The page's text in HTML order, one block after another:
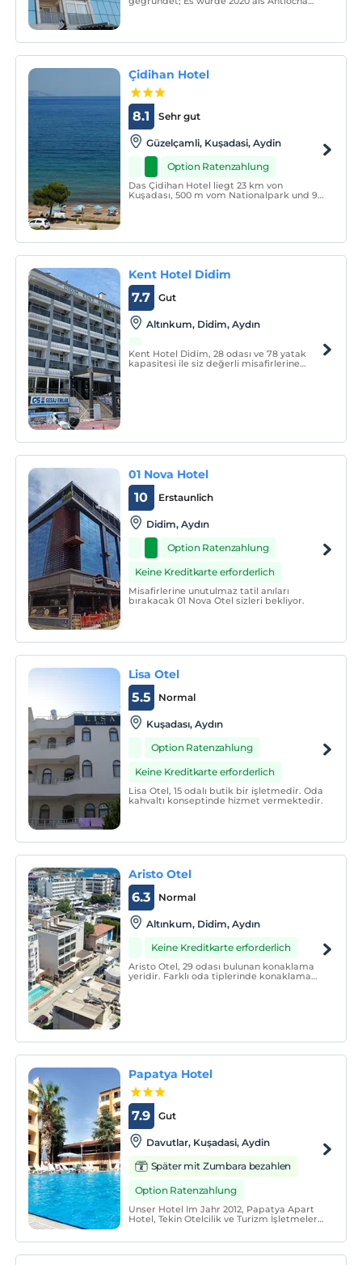
alle Utensilien, die Sie in Ihrer Küche
Çidihan Hotel
Sehr gut
8.1
Güzelçamli, Kuşadasi, Aydin
Option Ratenzahlung
Das Çidihan Hotel liegt 23 km von
Kuşadası, 500 m vom Nationalpark und 95
Kent Hotel Didim
Gut
7.7
Altınkum, Didim, Aydın
Kent Hotel Didim, 28 odası ve 78 yatak
kapasitesi ile siz değerli misafirlerine
01 Nova Hotel
Erstaunlich
10
Didim, Aydın
Option Ratenzahlung
Keine Kreditkarte erforderlich
Misafirlerine unutulmaz tatil anıları
bırakacak 01 Nova Otel sizleri bekliyor.
Lisa Otel
Normal
5.5
Kuşadası, Aydın
Option Ratenzahlung
Keine Kreditkarte erforderlich
Lisa Otel, 15 odalı butik bir işletmedir. Oda
kahvaltı konseptinde hizmet vermektedir.
Aristo Otel
Normal
6.3
Altınkum, Didim, Aydın
Keine Kreditkarte erforderlich
Aristo Otel, 29 odası bulunan konaklama
yeridir. Farklı oda tiplerinde konaklama
Papatya Hotel
Gut
7.9
Davutlar, Kuşadasi, Aydin
Später mit Zumbara bezahlen
Option Ratenzahlung
Unser Hotel Im Jahr 2012, Papatya Apart
Hotel, Tekin Otelcilik ve Turizm İşletmeleri